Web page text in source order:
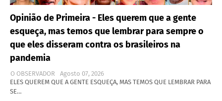
Opinião de Primeira - Eles querem que a gente
esqueça, mas temos que lembrar para sempre o
que eles disseram contra os brasileiros na
pandemia
O OBSERVADOR
Agosto 07, 2026
ELES QUEREM QUE A GENTE ESQUEÇA, MAS TEMOS QUE LEMBRAR PARA
SE…